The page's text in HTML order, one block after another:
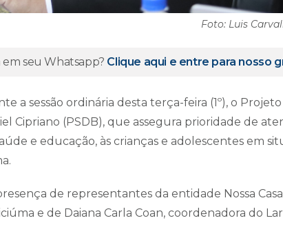
Foto: Luis
seu Whatsapp? Clique aqui e entre para nosso
a sessão ordinária desta terça-feira (1º), o Projeto
Cipriano (PSDB), que assegura prioridade de
e educação, às crianças e adolescentes em
de representantes da entidade Nossa
e de Daiana Carla Coan, coordenadora do